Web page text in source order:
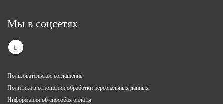
Мы в соцсетях
Пользовательское соглашение
Политика в отношении обработки персональных данных
Информация об способах оплаты